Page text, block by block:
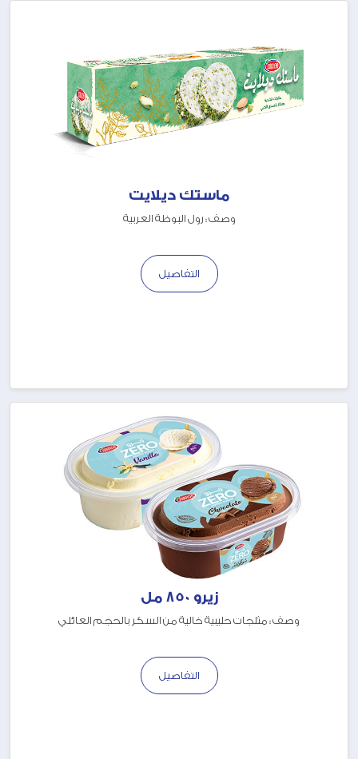
ماستك ديلايت
وصف : رول البوظة العربية
التفاصيل
زيرو 850 مل
وصف : مثلجات حليبية خالية من السكر بالحجم العائلي
التفاصيل